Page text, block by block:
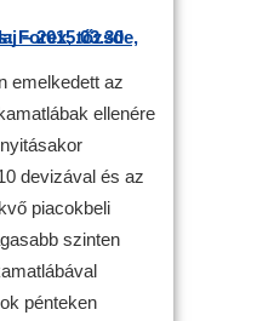
emelkedett az
ellenére
devizával és az
piacokbeli
szinten
pénteken